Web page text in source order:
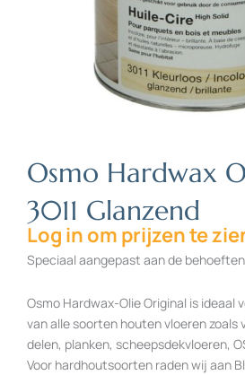
Osmo Hardwax
3011 Glanzend
Log in om prijzen te
Speciaal aangepast aan de
Osmo Hardwax-Olie Original is ideaal
van alle soorten houten vloeren zoals
delen, planken, scheepsdekvloeren,
Voor hardhoutsoorten raden wij aan